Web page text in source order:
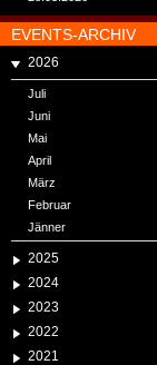
EVENTS-ARCHIV
2026
Juli
Juni
Mai
April
März
Februar
Jänner
2025
2024
2023
2022
2021